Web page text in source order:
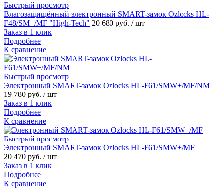
Быстрый просмотр
Влагозащищённый электронный SMART-замок Ozlocks HL-
F48/SM+/MF "High-Tech" 20 680 руб. / шт
Заказ в 1 клик
Подробнее
К сравнение
Быстрый просмотр
Электронный SMART-замок Ozlocks HL-F61/SMW+/MF/NM
19 780 руб. / шт
Заказ в 1 клик
Подробнее
К сравнение
Быстрый просмотр
Электронный SMART-замок Ozlocks HL-F61/SMW+/MF
20 470 руб. / шт
Заказ в 1 клик
Подробнее
К сравнение